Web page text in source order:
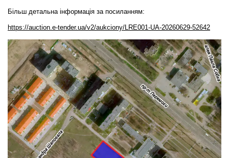
Більш детальна інформація за посиланням:
https://auction.e-tender.ua/v2/aukciony/LRE001-UA-20260629-52642